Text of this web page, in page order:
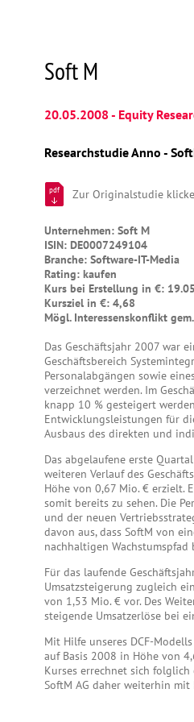
Soft M
20.05.2008 - Equity
Researchstudie Anno -
pdf Zur Originalstudie
Unternehmen: Soft M
ISIN: DE0007249104
Branche: Software-IT-Media
Rating: kaufen
Kurs bei Erstellung in €:
Kursziel in €: 4,68
Mögl. Interessenskonflikt
Das Geschäftsjahr 2007 war
Geschäftsbereich
Personalabgängen sowie
verzeichnet werden. Im
knapp 10 % gesteigert
Entwicklungsleistungen für
Ausbaus des direkten und
Das abgelaufene erste
weiteren Verlauf des
Höhe von 0,67 Mio. € erzielt.
somit bereits zu sehen. Die
und der neuen
davon aus, dass SoftM von
nachhaltigen Wachstumspfad
Für das laufende
Umsatzsteigerung zugleich
von 1,53 Mio. € vor. Des
steigende Umsatzerlöse bei
Mit Hilfe unseres DCF-
auf Basis 2008 in Höhe von
Kurses errechnet sich
SoftM AG daher weiterhin mit